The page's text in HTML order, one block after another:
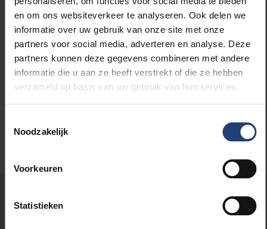
en om ons websiteverkeer te analyseren. Ook delen we
informatie over uw gebruik van onze site met onze
partners voor social media, adverteren en analyse. Deze
partners kunnen deze gegevens combineren met andere
informatie die u aan ze heeft verstrekt of die ze hebben
verzameld op basis van uw gebruik van hun services.
Noodzakelijk
Voorkeuren
Statistieken
Lees meer over:
Wetenschap en onderzoek